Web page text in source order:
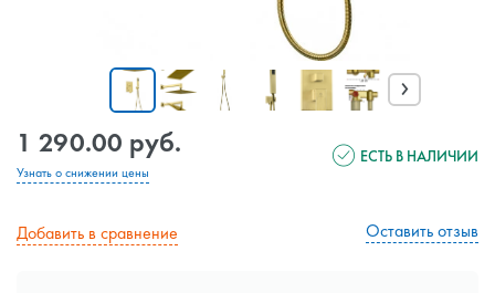
›
1 290.00 руб.
Узнать о снижении цены
ЕСТЬ В НАЛИЧИИ
Добавить в сравнение Оставить отзыв